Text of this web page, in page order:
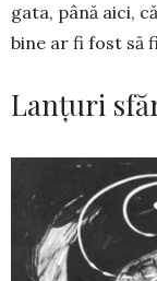
gata, până aici,
bine ar fi fost să
Lanțuri